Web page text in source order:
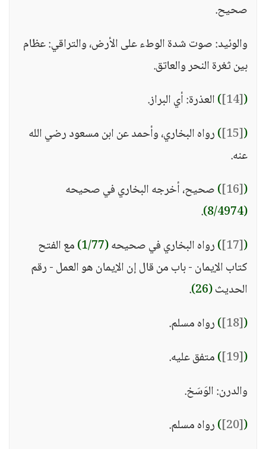
صحيح.
والوئيد: صوت شدة الوطء على الأرض، والتراقي: عظام
بين ثغرة النحر والعاتق.
(
[14]
)العذرة: أي البراز.
(
[15]
)رواه البخاري، وأحمد عن ابن مسعود رضي الله
عنه.
(
[16]
)صحيح، أخرجه البخاري في صحيحه
(8/4974)
.
(
[17]
)رواه البخاري في صحيحه(1/77)
مع الفتح
كتاب الإيمان - باب من قال إن الإيمان هو العمل - رقم
الحديث(26)
.
(
[18]
)رواه مسلم.
(
[19]
)متفق عليه.
والدرن: الوَسَخ.
(
[20]
)رواه مسلم.